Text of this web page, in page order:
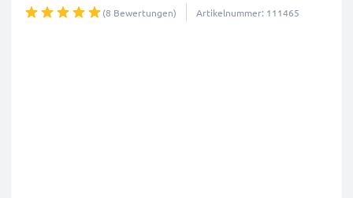
(8 Bewertungen) Artikelnummer: 111465